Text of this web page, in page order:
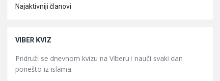
Najaktivniji članovi
VIBER KVIZ
Pridruži se dnevnom kvizu na Viberu i nauči svaki dan
ponešto iz islama.